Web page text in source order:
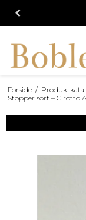
Forside /
Stopper sort – Cirotto